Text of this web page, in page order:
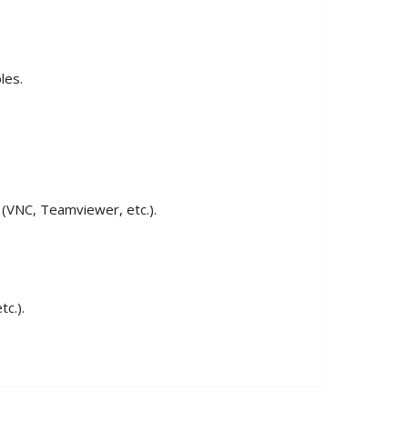
Teamviewer, etc.).